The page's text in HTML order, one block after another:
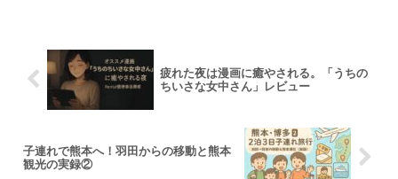
疲れた夜は漫画に癒やされる。「うちの
ちいさな女中さん」レビュー
子連れで熊本へ！羽田からの移動と熊本
観光の実録②